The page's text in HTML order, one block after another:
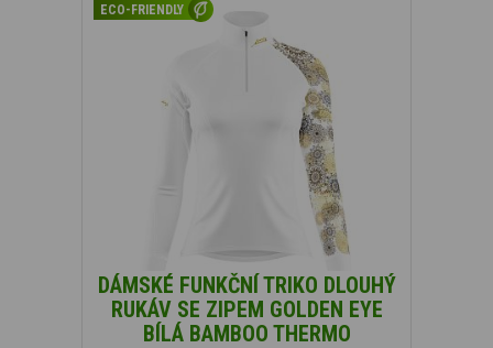
ECO-FRIENDLY
DÁMSKÉ FUNKČNÍ TRIKO DLOUHÝ
RUKÁV SE ZIPEM GOLDEN EYE
BÍLÁ BAMBOO THERMO